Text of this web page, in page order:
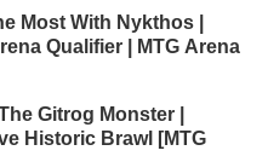
Most With Nykthos |
Qualifier | MTG Arena
Gitrog Monster |
Historic Brawl [MTG